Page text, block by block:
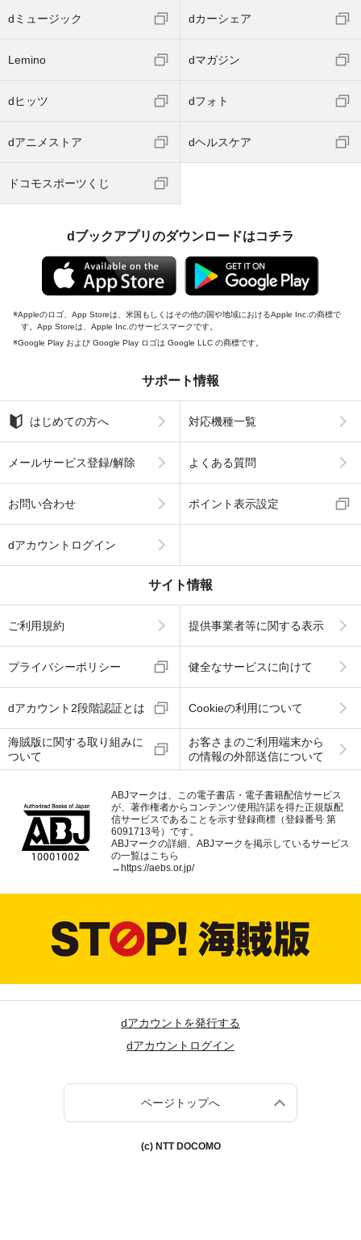
dミュージック dカーシェア
Lemino dマガジン
dヒッツ dフォト
dアニメストア dヘルスケア
ドコモスポーツくじ
dブックアプリのダウンロードはコチラ
Appleのロゴ、App Storeは、米国もしくはその他の国や地域におけるApple Inc.の商標で
す。App Storeは、Apple Inc.のサービスマークです。
Google Play および Google Play ロゴは Google LLC の商標です。
サポート情報
はじめての方へ 対応機種一覧
メールサービス登録/解除 よくある質問
お問い合わせ ポイント表示設定
dアカウントログイン
サイト情報
ご利用規約 提供事業者等に関する表示
プライバシーポリシー 健全なサービスに向けて
dアカウント2段階認証とは Cookieの利用について
海賊版に関する取り組みに
ついて
お客さまのご利用端末から
の情報の外部送信について
ABJマークは、この電子書店・電子書籍配信サービス
が、著作権者からコンテンツ使用許諾を得た正規版配
信サービスであることを示す登録商標（登録番号 第
6091713号）です。
ABJマークの詳細、ABJマークを掲示しているサービス
の一覧はこちら
→ https://aebs.or.jp/
dアカウントを発行する
dアカウントログイン
ページトップへ
(c) NTT DOCOMO